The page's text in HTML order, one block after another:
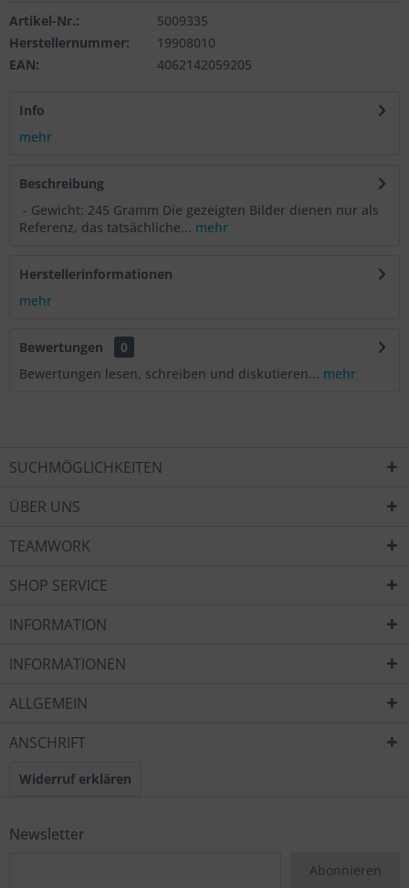
Artikel-Nr.:
5009335
Herstellernummer:
19908010
EAN:
4062142059205
Info
mehr
Beschreibung
- Gewicht: 245 Gramm Die gezeigten Bilder dienen nur als
Referenz, das tatsächliche... mehr
Herstellerinformationen
mehr
Bewertungen
0
Bewertungen lesen, schreiben und diskutieren... mehr
SUCHMÖGLICHKEITEN
ÜBER UNS
TEAMWORK
SHOP SERVICE
INFORMATION
INFORMATIONEN
ALLGEMEIN
ANSCHRIFT
Widerruf erklären
Newsletter
Abonnieren